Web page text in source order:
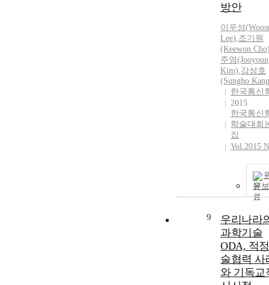
방안
이우성(
Lee),조기원
(Keewon
주영
Kim),강성호
(Sungho
한국통신
2015
한국통신
학술대회
집
Vol.2015
문
9
우리나라
과학기술
ODA, 적
술협력 사
와 기독교